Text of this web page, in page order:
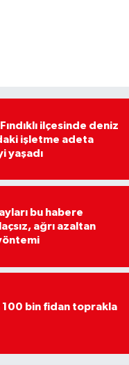
ilçesinde deniz
işletme adeta
yaşadı
bu habere
ağrı azaltan
100 bin fidan toprakla